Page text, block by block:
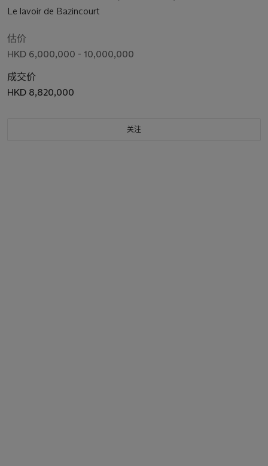
Le lavoir de Bazincourt
估价
HKD 6,000,000 - 10,000,000
成交价
HKD 8,820,000
关注